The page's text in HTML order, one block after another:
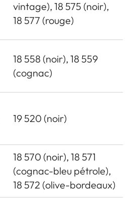
vintage), 18 575 (noir),
18 577 (rouge)
18 558 (noir), 18 559
(cognac)
19 520 (noir)
18 570 (noir), 18 571
(cognac-bleu pétrole),
18 572 (olive-bordeaux)